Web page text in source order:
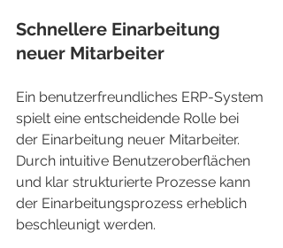
Schnellere Einarbeitung
neuer Mitarbeiter
Ein benutzerfreundliches ERP-System
spielt eine entscheidende Rolle bei
der Einarbeitung neuer Mitarbeiter.
Durch intuitive Benutzeroberflächen
und klar strukturierte Prozesse kann
der Einarbeitungsprozess erheblich
beschleunigt werden.